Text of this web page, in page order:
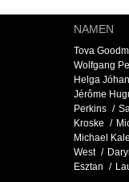
NAMEN
Tova
Wolfgang
Helga
Jérôme
Perkins
Kroske
Michael
West
Esztan